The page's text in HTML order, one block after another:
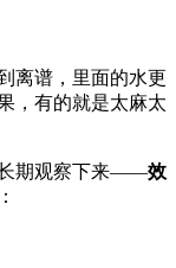
离谱，里面的水更
，有的就是太麻太
期观察下来——效